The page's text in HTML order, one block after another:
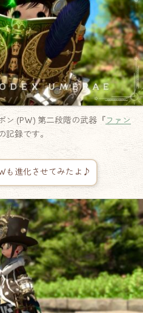
ン (PW) 第二段階の武器『ファン
記録です。
も進化させてみたよ♪